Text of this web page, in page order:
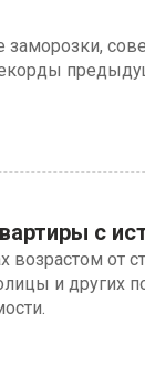
с
возрастом от
и других